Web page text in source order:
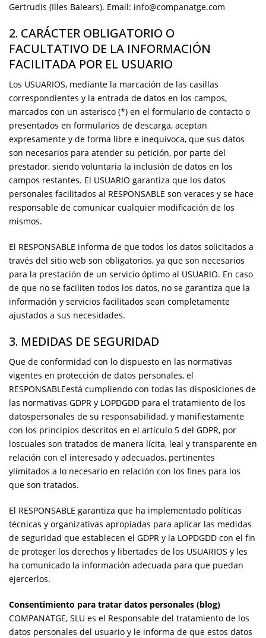
Gertrudis (Illes Balears). Email: info@companatge.com
2. CARÁCTER OBLIGATORIO O
FACULTATIVO DE LA INFORMACIÓN
FACILITADA POR EL USUARIO
Los USUARIOS, mediante la marcación de las casillas
correspondientes y la entrada de datos en los campos,
marcados con un asterisco (*) en el formulario de contacto o
presentados en formularios de descarga, aceptan
expresamente y de forma libre e inequívoca, que sus datos
son necesarios para atender su petición, por parte del
prestador, siendo voluntaria la inclusión de datos en los
campos restantes. El USUARIO garantiza que los datos
personales facilitados al RESPONSABLE son veraces y se hace
responsable de comunicar cualquier modificación de los
mismos.
El RESPONSABLE informa de que todos los datos solicitados a
través del sitio web son obligatorios, ya que son necesarios
para la prestación de un servicio óptimo al USUARIO. En caso
de que no se faciliten todos los datos, no se garantiza que la
información y servicios facilitados sean completamente
ajustados a sus necesidades.
3. MEDIDAS DE SEGURIDAD
Que de conformidad con lo dispuesto en las normativas
vigentes en protección de datos personales, el
RESPONSABLEestá cumpliendo con todas las disposiciones de
las normativas GDPR y LOPDGDD para el tratamiento de los
datospersonales de su responsabilidad, y manifiestamente
con los principios descritos en el artículo 5 del GDPR, por
loscuales son tratados de manera lícita, leal y transparente en
relación con el interesado y adecuados, pertinentes
ylimitados a lo necesario en relación con los fines para los
que son tratados.
El RESPONSABLE garantiza que ha implementado políticas
técnicas y organizativas apropiadas para aplicar las medidas
de seguridad que establecen el GDPR y la LOPDGDD con el fin
de proteger los derechos y libertades de los USUARIOS y les
ha comunicado la información adecuada para que puedan
ejercerlos.
Consentimiento para tratar datos personales (blog)
COMPANATGE, SLU es el Responsable del tratamiento de los
datos personales del usuario y le informa de que estos datos